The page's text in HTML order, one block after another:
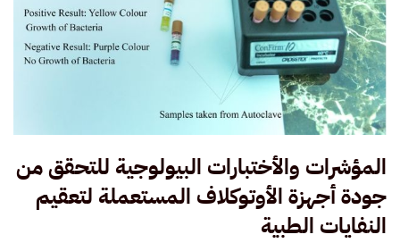
المؤشرات والأختبارات البيولوجية للتحقق من
جودة أجهزة الأوتوكلاف المستعملة لتعقيم
النفايات الطبية